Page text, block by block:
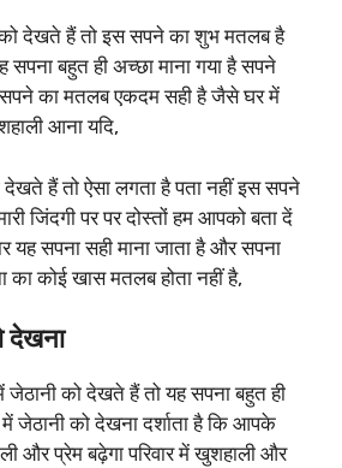
देखते हैं तो इस सपने का शुभ मतलब है
सपना बहुत ही अच्छा माना गया है सपने
का मतलब एकदम सही है जैसे घर में
आना यदि,
हैं तो ऐसा लगता है पता नहीं इस सपने
जिंदगी पर पर दोस्तों हम आपको बता दें
यह सपना सही माना जाता है और सपना
का कोई खास मतलब होता नहीं है,
देखना
जेठानी को देखते हैं तो यह सपना बहुत ही
जेठानी को देखना दर्शाता है कि आपके
और प्रेम बढ़ेगा परिवार में खुशहाली और